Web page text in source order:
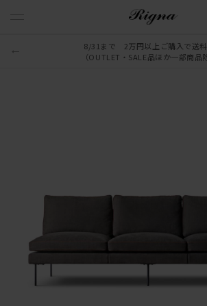
LINE新規追加でクーポンプレゼ